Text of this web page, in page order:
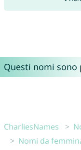
Questi nomi
CharliesNames
Nomi da